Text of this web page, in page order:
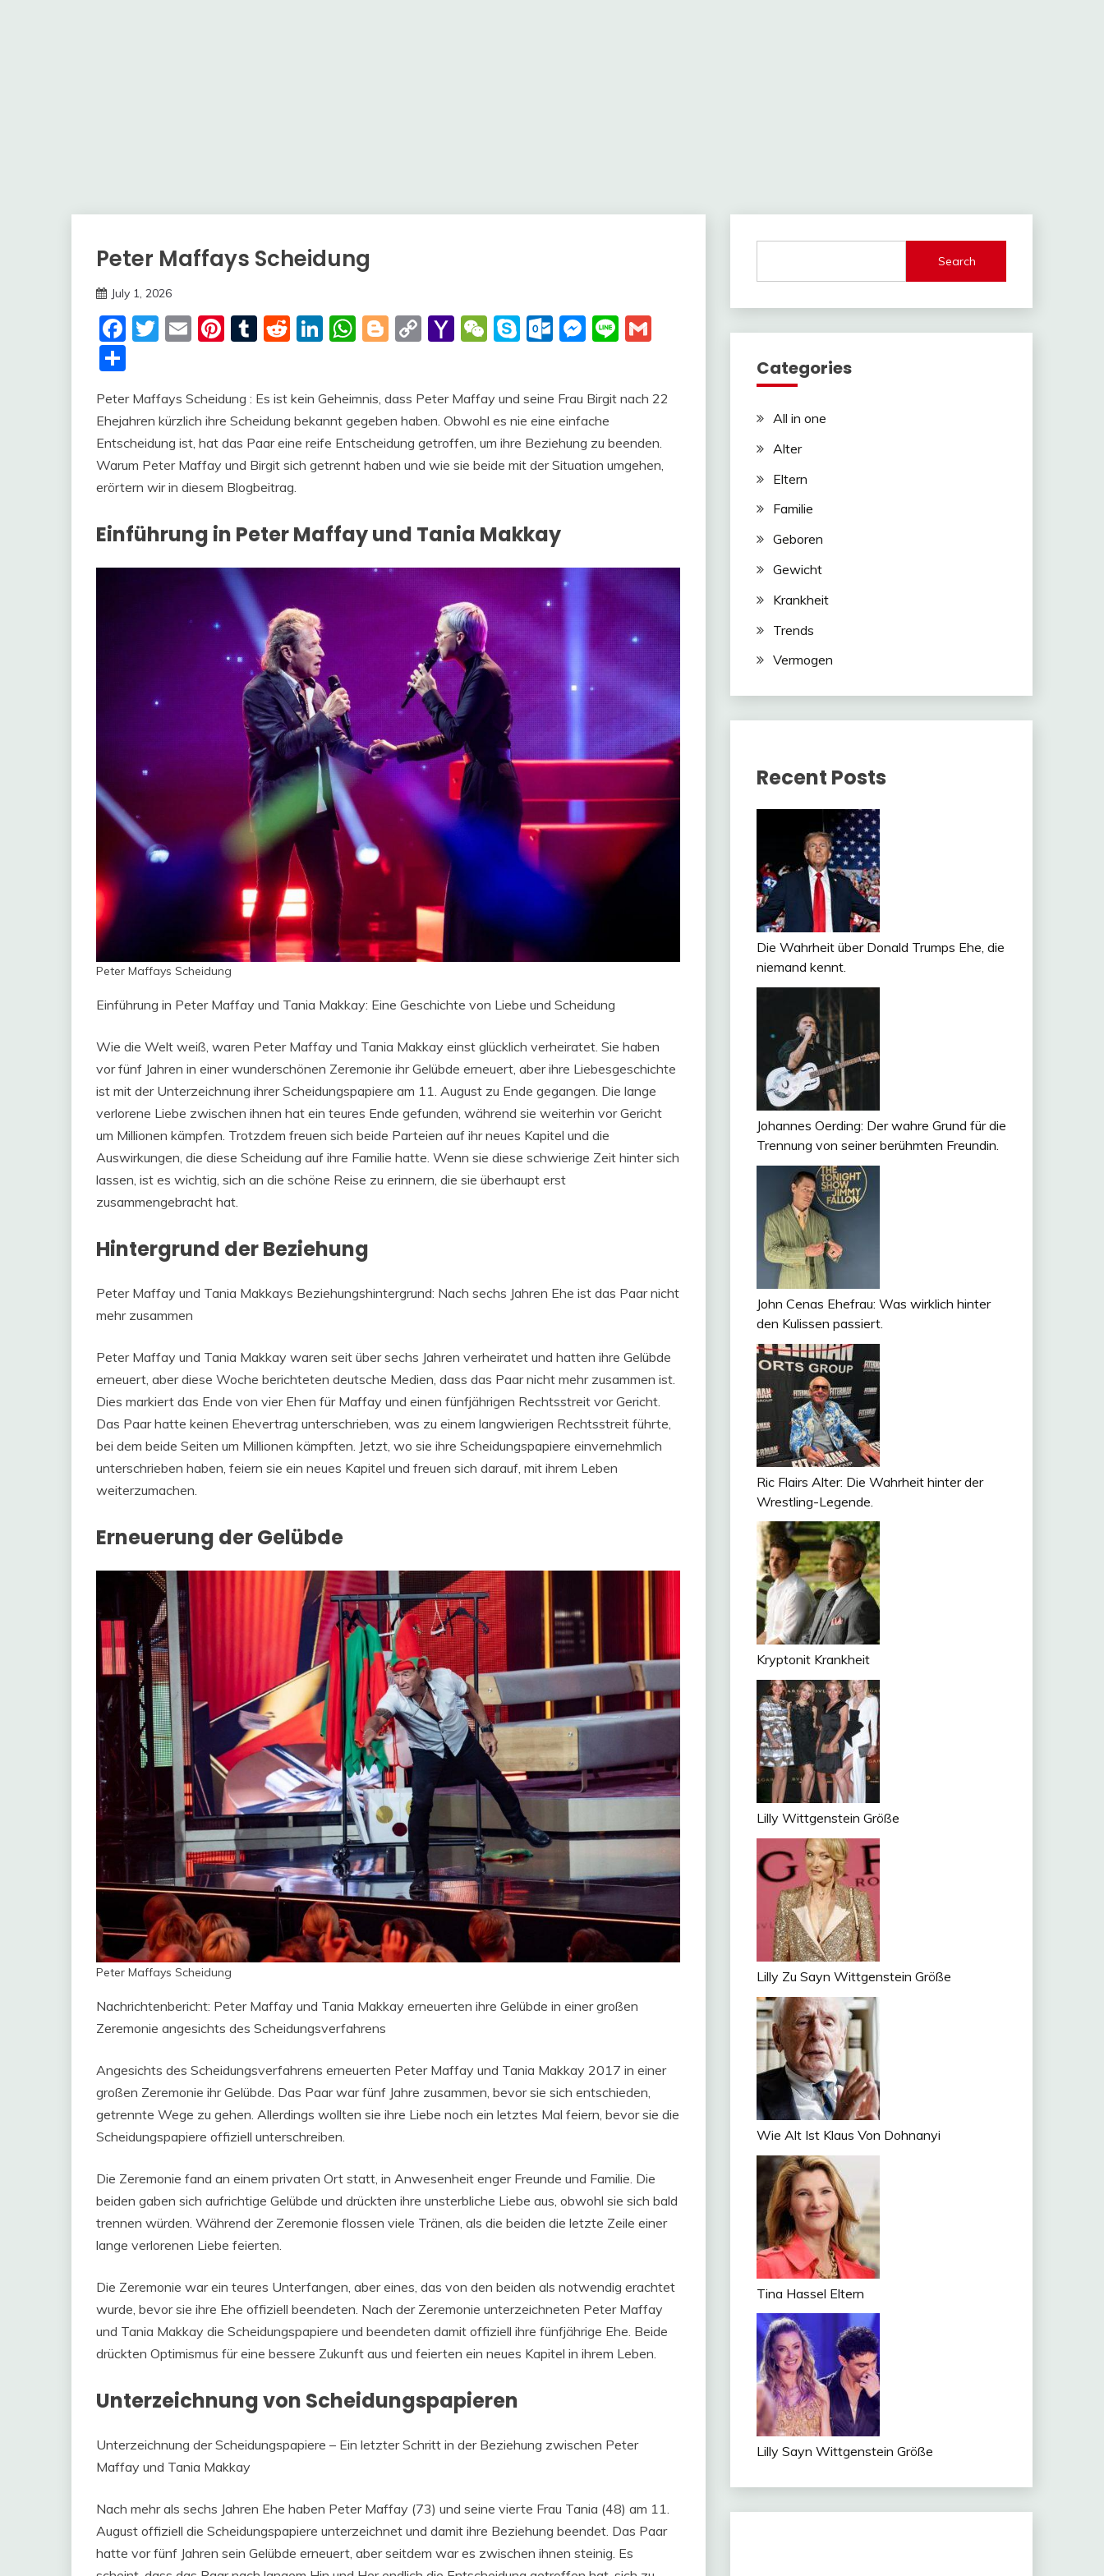
Trends
Peter Maffays Scheidung
July 1, 2026
Facebook
Twitter
EmailPinterest
Tumblr
Reddit
LinkedIn
WhatsApp
Blogger
CopyYahoo
WeChat
SkypeOutlook.com
Messenger
Line
Peter Maffays Scheidung : Es ist kein Geheimnis, dass Peter Maffay und seine Frau Birgit nach 22
Ehejahren kürzlich ihre Scheidung bekannt gegeben haben. Obwohl es nie eine einfache
Entscheidung ist, hat das Paar eine reife Entscheidung getroffen, um ihre Beziehung zu beenden.
Warum Peter Maffay und Birgit sich getrennt haben und wie sie beide mit der Situation umgehen,
erörtern wir in diesem Blogbeitrag.
Einführung in Peter Maffay und Tania Makkay
Peter Maffays Scheidung
Einführung in Peter Maffay und Tania Makkay: Eine Geschichte von Liebe und Scheidung
Wie die Welt weiß, waren Peter Maffay und Tania Makkay einst glücklich verheiratet. Sie haben
vor fünf Jahren in einer wunderschönen Zeremonie ihr Gelübde erneuert, aber ihre Liebesgeschichte
ist mit der Unterzeichnung ihrer Scheidungspapiere am 11. August zu Ende gegangen. Die lange
verlorene Liebe zwischen ihnen hat ein teures Ende gefunden, während sie weiterhin vor Gericht
um Millionen kämpfen. Trotzdem freuen sich beide Parteien auf ihr neues Kapitel und die
Auswirkungen, die diese Scheidung auf ihre Familie hatte. Wenn sie diese schwierige Zeit hinter sich
lassen, ist es wichtig, sich an die schöne Reise zu erinnern, die sie überhaupt erst
zusammengebracht hat.
Hintergrund der Beziehung
Peter Maffay und Tania Makkays Beziehungshintergrund: Nach sechs Jahren Ehe ist das Paar nicht
mehr zusammen
Peter Maffay und Tania Makkay waren seit über sechs Jahren verheiratet und hatten ihre Gelübde
erneuert, aber diese Woche berichteten deutsche Medien, dass das Paar nicht mehr zusammen ist.
Dies markiert das Ende von vier Ehen für Maffay und einen fünfjährigen Rechtsstreit vor Gericht.
Das Paar hatte keinen Ehevertrag unterschrieben, was zu einem langwierigen Rechtsstreit führte,
bei dem beide Seiten um Millionen kämpften. Jetzt, wo sie ihre Scheidungspapiere einvernehmlich
unterschrieben haben, feiern sie ein neues Kapitel und freuen sich darauf, mit ihrem Leben
weiterzumachen.
Erneuerung der Gelübde
Peter Maffays Scheidung
Nachrichtenbericht: Peter Maffay und Tania Makkay erneuerten ihre Gelübde in einer großen
Zeremonie angesichts des Scheidungsverfahrens
Angesichts des Scheidungsverfahrens erneuerten Peter Maffay und Tania Makkay 2017 in einer
großen Zeremonie ihr Gelübde. Das Paar war fünf Jahre zusammen, bevor sie sich entschieden,
getrennte Wege zu gehen. Allerdings wollten sie ihre Liebe noch ein letztes Mal feiern, bevor sie die
Scheidungspapiere offiziell unterschreiben.
Die Zeremonie fand an einem privaten Ort statt, in Anwesenheit enger Freunde und Familie. Die
beiden gaben sich aufrichtige Gelübde und drückten ihre unsterbliche Liebe aus, obwohl sie sich bald
trennen würden. Während der Zeremonie flossen viele Tränen, als die beiden die letzte Zeile einer
lange verlorenen Liebe feierten.
Die Zeremonie war ein teures Unterfangen, aber eines, das von den beiden als notwendig erachtet
wurde, bevor sie ihre Ehe offiziell beendeten. Nach der Zeremonie unterzeichneten Peter Maffay
und Tania Makkay die Scheidungspapiere und beendeten damit offiziell ihre fünfjährige Ehe. Beide
drückten Optimismus für eine bessere Zukunft aus und feierten ein neues Kapitel in ihrem Leben.
Unterzeichnung von Scheidungspapieren
Unterzeichnung der Scheidungspapiere – Ein letzter Schritt in der Beziehung zwischen Peter
Maffay und Tania Makkay
Nach mehr als sechs Jahren Ehe haben Peter Maffay (73) und seine vierte Frau Tania (48) am 11.
August offiziell die Scheidungspapiere unterzeichnet und damit ihre Beziehung beendet. Das Paar
hatte vor fünf Jahren sein Gelübde erneuert, aber seitdem war es zwischen ihnen steinig. Es
Search
Categories
All in one
Alter
Eltern
Familie
Geboren
Gewicht
Krankheit
Trends
Vermogen
Recent Posts
Die Wahrheit über Donald Trumps Ehe, die
niemand kennt.
Johannes Oerding: Der wahre Grund für die
Trennung von seiner berühmten Freundin.
John Cenas Ehefrau: Was wirklich hinter
den Kulissen passiert.
Ric Flairs Alter: Die Wahrheit hinter der
Wrestling-Legende.
Kryptonit Krankheit
Lilly Wittgenstein Größe
Lilly Zu Sayn Wittgenstein Größe
Wie Alt Ist Klaus Von Dohnanyi
Tina Hassel Eltern
Lilly Sayn Wittgenstein Größe